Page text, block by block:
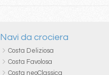
Navi da crociera
Costa Deliziosa
Costa Favolosa
Costa neoClassica